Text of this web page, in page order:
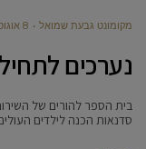
מקומונט גבעת שמואל 8 אוגוסט, 2010
נערכים
בית הספר להורים של
סדנאות הכנה לילדים